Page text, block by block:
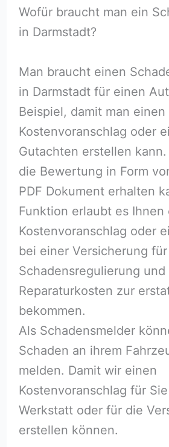
Wofür braucht man ein
in Darmstadt?
Man braucht einen
in Darmstadt für einen
Beispiel, damit man einen
Kostenvoranschlag oder
Gutachten erstellen
die Bewertung in Form
PDF Dokument erhalten
Funktion erlaubt es Ihnen
Kostenvoranschlag oder
bei einer Versicherung
Schadensregulierung und
Reparaturkosten zur
bekommen.
Als Schadensmelder
Schaden an ihrem
melden. Damit wir einen
Kostenvoranschlag für
Werkstatt oder für die
erstellen können.